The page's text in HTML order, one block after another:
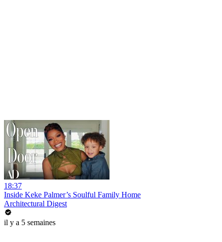
18:37
Inside Keke Palmer’s Soulful Family Home
Architectural Digest
il y a 5 semaines